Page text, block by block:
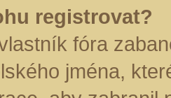
registrovat?
fóra
jména,